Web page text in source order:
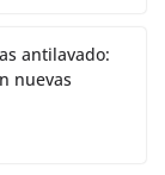
antilavado:
nuevas